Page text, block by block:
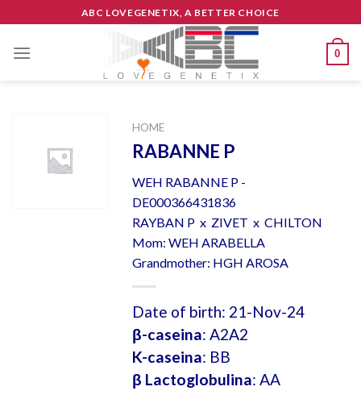
to
content
ABC LOVEGENETIX, A BETTER CHOICE
0
HOME
RABANNE P
WEH RABANNE P -
DE000366431836
RAYBAN P x ZIVET x CHILTON
Mom: WEH ARABELLA
Grandmother: HGH AROSA
Date of birth: 21-Nov-24
β-caseina: A2A2
K-caseina: BB
β Lactoglobulina: AA